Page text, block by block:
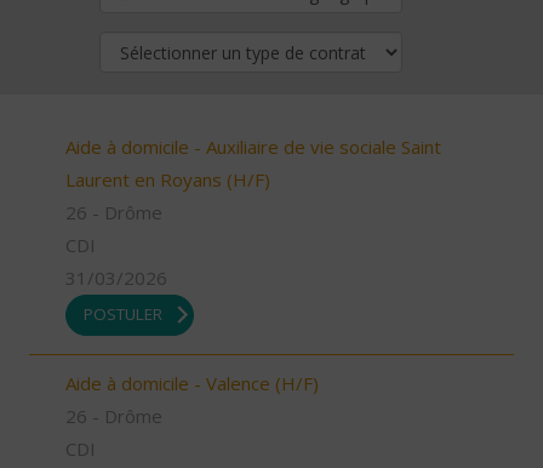
Aide à domicile - Auxiliaire de vie sociale Saint
Laurent en Royans (H/F)
26 - Drôme
CDI
31/03/2026
POSTULER
Aide à domicile - Valence (H/F)
26 - Drôme
CDI